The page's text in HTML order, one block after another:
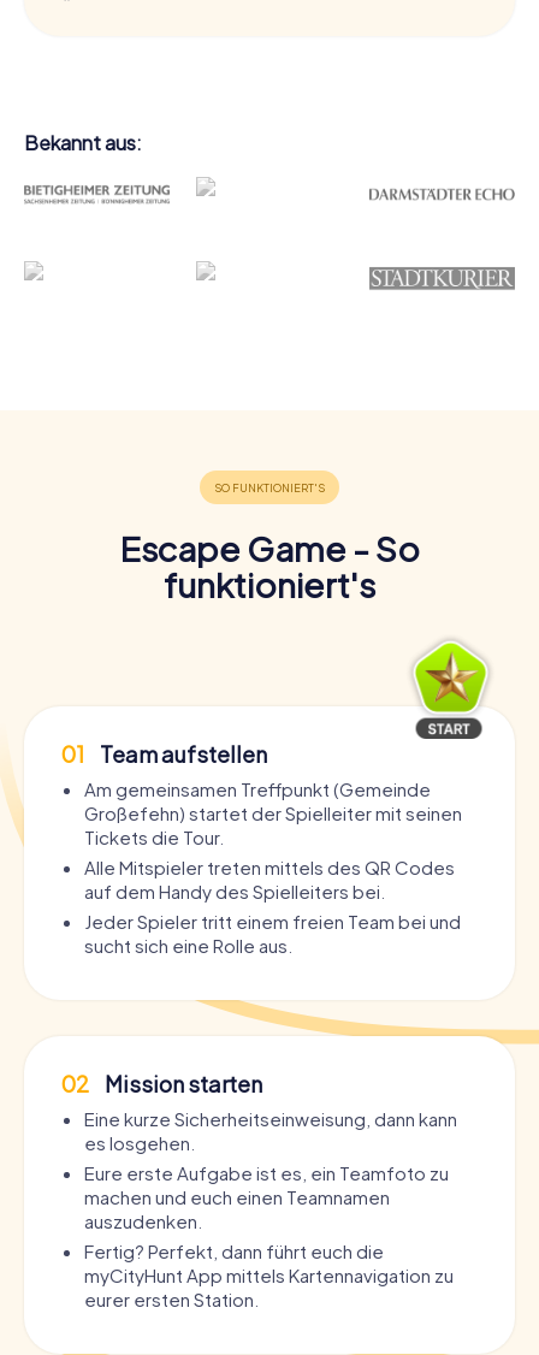
Bekannt aus:
Escape Game - So
funktioniert's
01 Team aufstellen
Am gemeinsamen Treffpunkt (Gemeinde
Großefehn) startet der Spielleiter mit seinen
Tickets die Tour.
Alle Mitspieler treten mittels des QR Codes
auf dem Handy des Spielleiters bei.
Jeder Spieler tritt einem freien Team bei und
sucht sich eine Rolle aus.
02 Mission starten
Eine kurze Sicherheitseinweisung, dann kann
es losgehen.
Eure erste Aufgabe ist es, ein Teamfoto zu
machen und euch einen Teamnamen
auszudenken.
Fertig? Perfekt, dann führt euch die
myCityHunt App mittels Kartennavigation zu
eurer ersten Station.